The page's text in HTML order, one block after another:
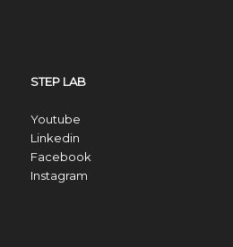
STEP LAB
Youtube
Linkedin
Facebook
Instagram